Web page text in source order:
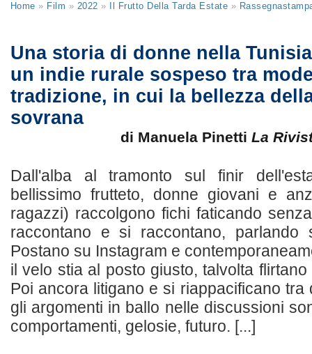
Home » Film » 2022 » Il Frutto Della Tarda Estate »
Una storia di donne nella
un indie rurale sospeso tra
tradizione, in cui la bellezza
sovrana
di Manuela Pinetti La
Dall'alba al tramonto sul finir
bellissimo frutteto, donne giovani e
ragazzi) raccolgono fichi faticando
raccontano e si raccontano, parlando
Postano su Instagram e
il velo stia al posto giusto, talvolta
Poi ancora litigano e si riappacificano
gli argomenti in ballo nelle discussioni
comportamenti, gelosie, futuro. [...]